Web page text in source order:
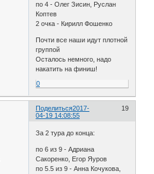
по 4 - Олег Зисин, Руслан
Коптев
2 очка - Кирилл Фошенко
Почти все наши идут плотной
группой
Осталось немного, надо
накатить на финиш!
0
Поделиться 19
2017-
04-19 14:08:55
За 2 тура до конца:
по 6 из 9 - Адриана
Сакоренко, Егор Яуров
по 5.5 из 9 - Анна Кочукова,